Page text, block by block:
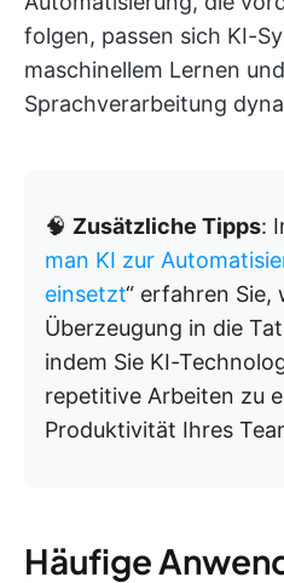
folgen, passen sich KI-
maschinellem Lernen
Sprachverarbeitung
🧠 Zusätzliche Tipps:
man KI zur
einsetzt“ erfahren Sie,
Überzeugung in die
indem Sie KI-
repetitive Arbeiten zu
Produktivität Ihres
Häufige